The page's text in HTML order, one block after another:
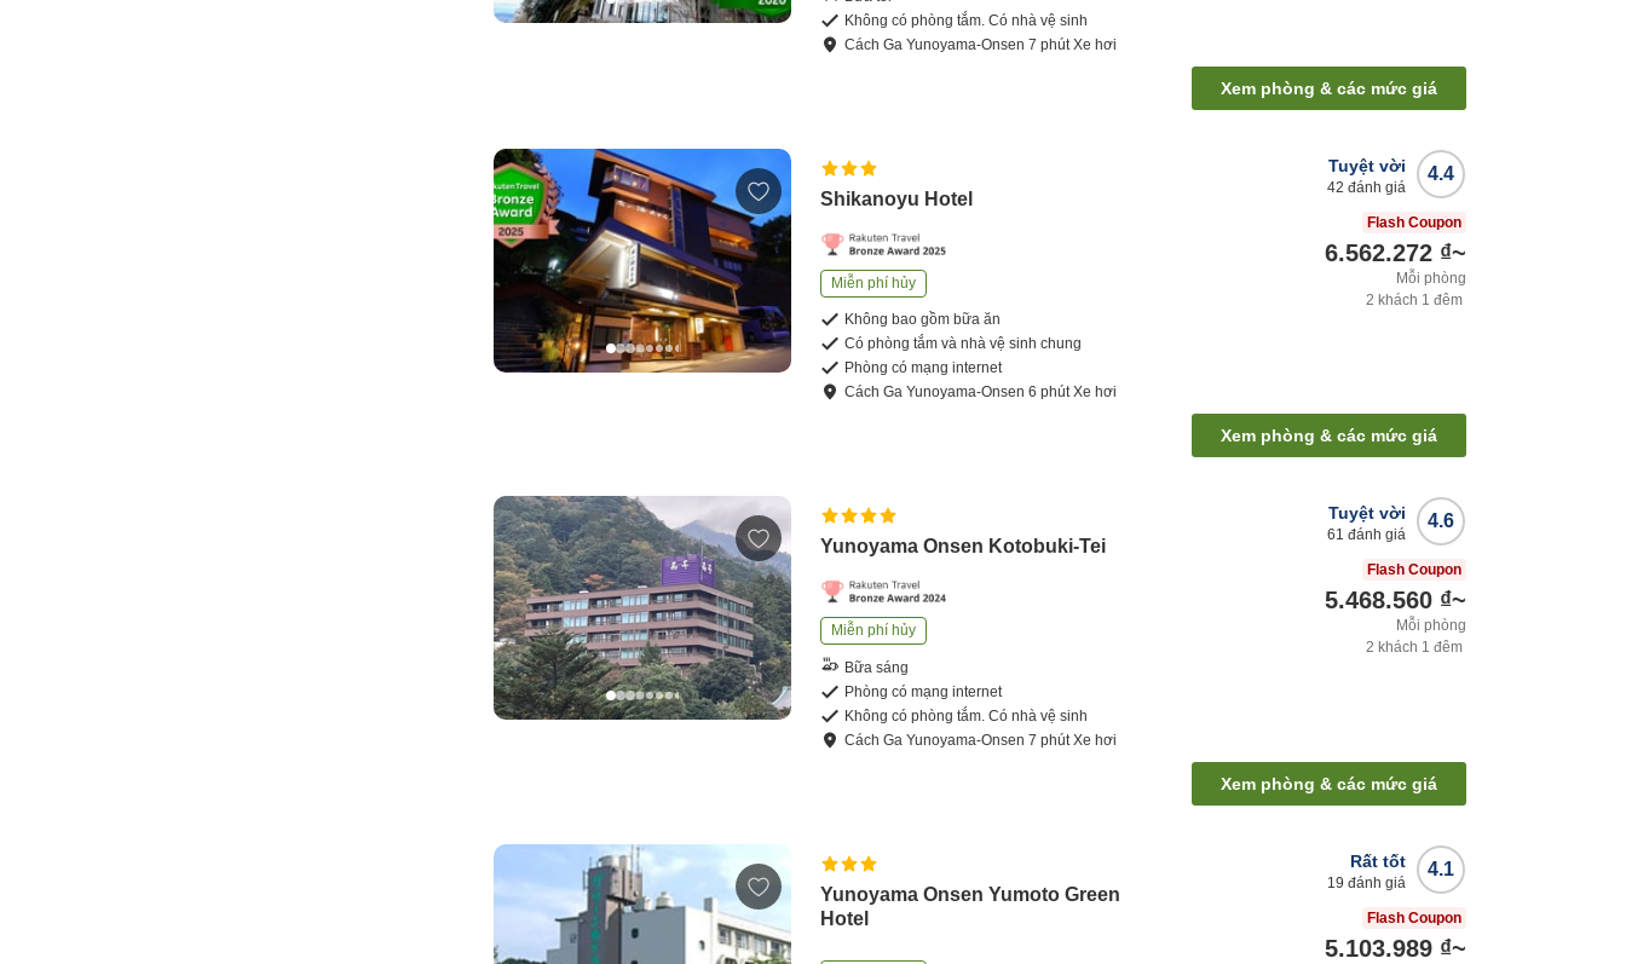
Không có phòng tắm. Có nhà vệ sinh
CáchGa Yunoyama-Onsen 7 phútXe hơi
Xem phòng & các mức giá
Shikanoyu Hotel
Miễn phí hủy
Không bao gồm bữa ăn
Có phòng tắm và nhà vệ sinh chung
Phòng có mạng internet
CáchGa Yunoyama-Onsen 6 phútXe hơi
4.4
Tuyệt vời
42 đánh giá
Flash Coupon
6.562.272 ₫~
Mỗi phòng
2 khách 1 đêm
Xem phòng & các mức giá
Yunoyama Onsen Kotobuki-Tei
Miễn phí hủy
Bữa sáng
Phòng có mạng internet
Không có phòng tắm. Có nhà vệ sinh
CáchGa Yunoyama-Onsen 7 phútXe hơi
4.6
Tuyệt vời
61 đánh giá
Flash Coupon
5.468.560 ₫~
Mỗi phòng
2 khách 1 đêm
Xem phòng & các mức giá
Yunoyama Onsen Yumoto Green
Hotel
4.1
Rất tốt
19 đánh giá
Flash Coupon
5.103.989 ₫~